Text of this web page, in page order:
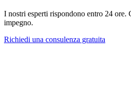
I nostri esperti rispondono entro 24 ore.
impegno.
Richiedi una consulenza gratuita